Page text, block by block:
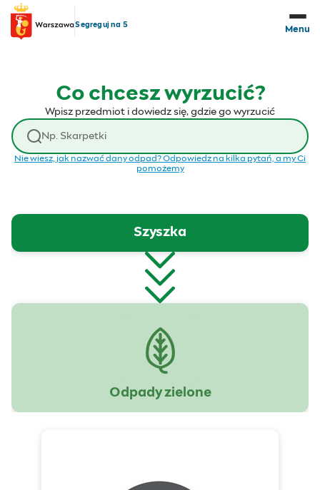
Przejdź do treści
Segreguj na 5
Menu
Co chcesz wyrzucić?
Wpisz przedmiot i dowiedz się, gdzie go wyrzucić
Wyszukaj odpad
Nie wiesz, jak nazwać dany odpad? Odpowiedz na kilka pytań, a my Ci
pomożemy
Szyszka
Odpady zielone